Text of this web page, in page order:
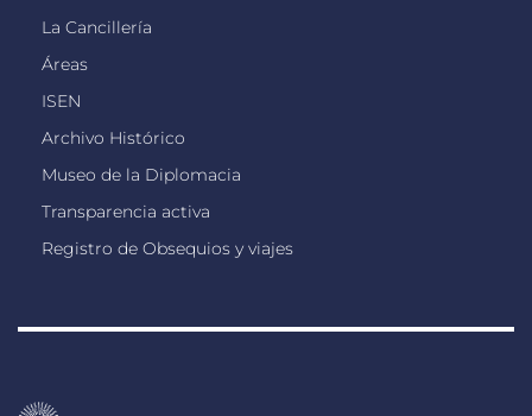
La Cancillería
Áreas
ISEN
Archivo Histórico
Museo de la Diplomacia
Transparencia activa
Registro de Obsequios y viajes